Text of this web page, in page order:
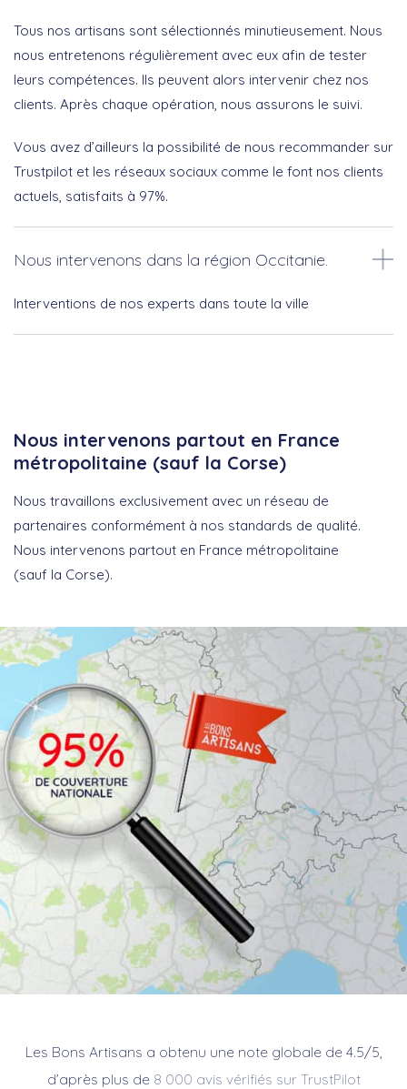
Tous nos artisans sont sélectionnés minutieusement. Nous
nous entretenons régulièrement avec eux afin de tester
leurs compétences. Ils peuvent alors intervenir chez nos
clients. Après chaque opération, nous assurons le suivi.
Vous avez d’ailleurs la possibilité de nous recommander sur
Trustpilot et les réseaux sociaux comme le font nos clients
actuels, satisfaits à 97%.
Nous intervenons dans la région Occitanie.
Interventions de nos experts dans toute la ville
Nous intervenons partout en France
métropolitaine (sauf la Corse)
Nous travaillons exclusivement avec un réseau de
partenaires conformément à nos standards de qualité.
Nous intervenons partout en France métropolitaine
(sauf la Corse).
Les Bons Artisans a obtenu une note globale de 4.5/5,
d’après plus de 8 000 avis vérifiés sur TrustPilot